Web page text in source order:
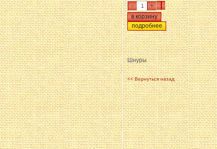
- +
подробнее
Шнуры
<< Вернуться назад